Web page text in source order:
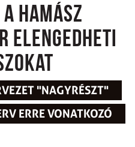
Hamász
elengedheti
"NAGYRÉSZT"
ERRE VONATKOZÓ